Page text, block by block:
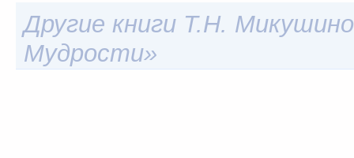
Другие книги Т.Н.
Мудрости»